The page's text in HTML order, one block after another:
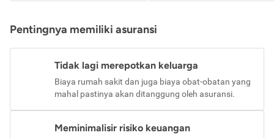
Pentingnya memiliki asuransi
Tidak lagi merepotkan keluarga
Biaya rumah sakit dan juga biaya obat-obatan yang
mahal pastinya akan ditanggung oleh asuransi.
Meminimalisir risiko keuangan